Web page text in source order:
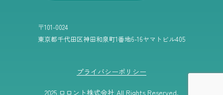
〒101-0024
東京都千代田区神田和泉町1番地6-16ヤマトビル405
2025 ロロント株式会社 All Rights Reserved.
プライバシーポリシー